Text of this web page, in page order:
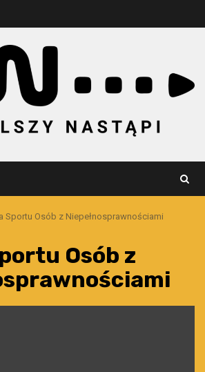
Sportu Osób z Niepełnosprawnościami
Osób z